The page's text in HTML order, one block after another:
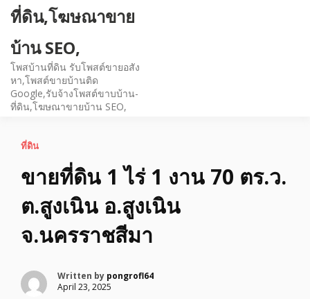
ที่ดิน,โฆษณาขาย
บ้าน SEO,
โพสบ้านที่ดิน รับโพสต์ขายอสัง
หา,โพสต์ขายบ้านติด
Google,รับจ้างโพสต์ขาบบ้าน-
ที่ดิน,โฆษณาขายบ้าน SEO,
ที่ดิน
ขายที่ดิน 1 ไร่ 1 งาน 70 ตร.ว.
ต.สูงเนิน อ.สูงเนิน
จ.นครราชสีมา
Written by pongrofl64
April 23, 2025